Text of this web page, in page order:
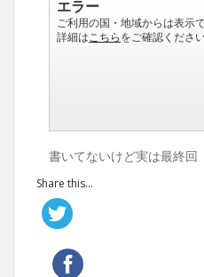
書いてないけど実は最終回
Share this...